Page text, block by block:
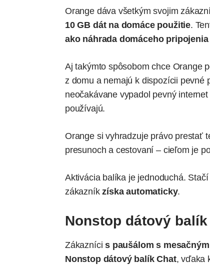
Orange dáva všetkým svojim
10 GB dát na domáce použitie.
ako náhrada domáceho pripojenia
Aj takýmto spôsobom chce Orange
z domu a nemajú k dispozícii pevné
neočakávane vypadol pevný
používajú.
Orange si vyhradzuje právo prestať
presunoch a cestovaní – cieľom je
Aktivácia balíka je jednoduchá.
zákazníkzíska automaticky.
Nonstop dátový balík
Zákaznícis paušálom s
Nonstop dátový balík Chat, vďaka